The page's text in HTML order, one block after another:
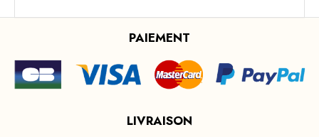
PAIEMENT
LIVRAISON